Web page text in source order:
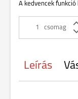
A kedvencek
csomag
Leírás